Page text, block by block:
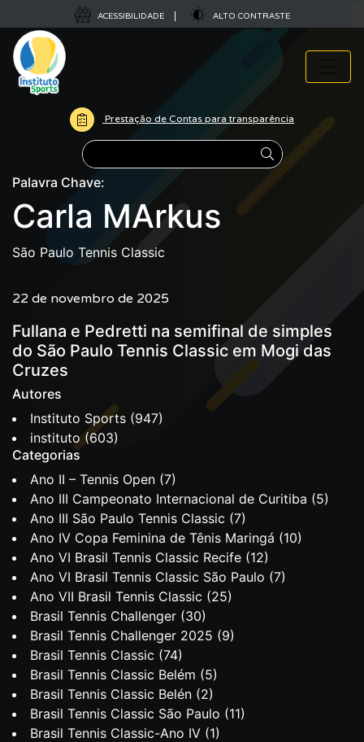
ACESSIBILIDADE ALTO CONTRASTE
Prestação de Contas para transparência
Pesquisar
Palavra Chave:
Carla MArkus
São Paulo Tennis Classic
22 de novembro de 2025
Fullana e Pedretti na semifinal de simples
do São Paulo Tennis Classic em Mogi das
Cruzes
Autores
Instituto Sports (947)
instituto (603)
Categorias
Ano II – Tennis Open (7)
Ano III Campeonato Internacional de Curitiba (5)
Ano III São Paulo Tennis Classic (7)
Ano IV Copa Feminina de Tênis Maringá (10)
Ano VI Brasil Tennis Classic Recife (12)
Ano VI Brasil Tennis Classic São Paulo (7)
Ano VII Brasil Tennis Classic (25)
Brasil Tennis Challenger (30)
Brasil Tennis Challenger 2025 (9)
Brasil Tennis Classic (74)
Brasil Tennis Classic Belém (5)
Brasil Tennis Classic Belén (2)
Brasil Tennis Classic São Paulo (11)
Brasil Tennis Classic-Ano IV (1)